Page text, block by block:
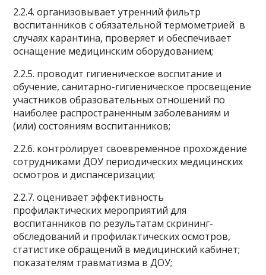
2.2.4. организовывает утренний фильтр
воспитанников с обязательной термометрией в
случаях карантина, проверяет и обеспечивает
оснащение медицинским оборудованием;
2.2.5. проводит гигиеническое воспитание и
обучение, санитарно-гигиеническое просвещение
участников образовательных отношений по
наиболее распространенным заболеваниям и
(или) состояниям воспитанников;
2.2.6. контролирует своевременное прохождение
сотрудниками ДОУ периодических медицинских
осмотров и диспансеризации;
2.2.7. оценивает эффективность
профилактических мероприятий для
воспитанников по результатам скрининг-
обследований и профилактических осмотров,
статистике обращений в медицинский кабинет;
показателям травматизма в ДОУ;